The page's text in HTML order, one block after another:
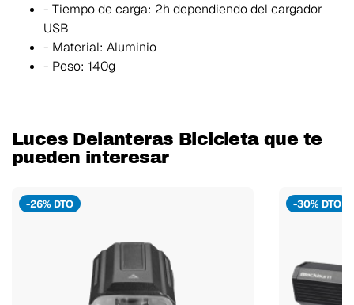
- Tiempo de carga: 2h dependiendo del cargador
USB
- Material: Aluminio
- Peso: 140g
Luces Delanteras Bicicleta que te
pueden interesar
-26% DTO -30% DTO